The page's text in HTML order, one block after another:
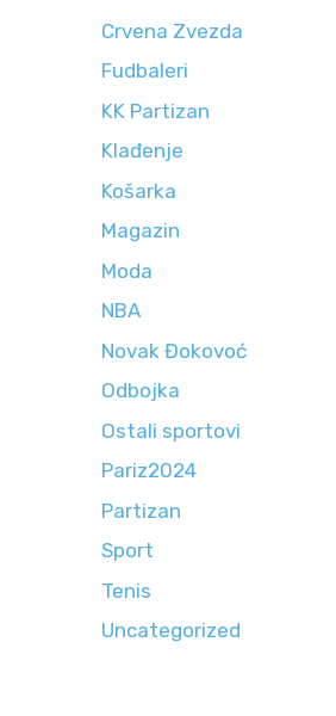
Crvena Zvezda
Fudbaleri
KK Partizan
Klađenje
Košarka
Magazin
Moda
NBA
Novak Đokovoć
Odbojka
Ostali sportovi
Pariz2024
Partizan
Sport
Tenis
Uncategorized